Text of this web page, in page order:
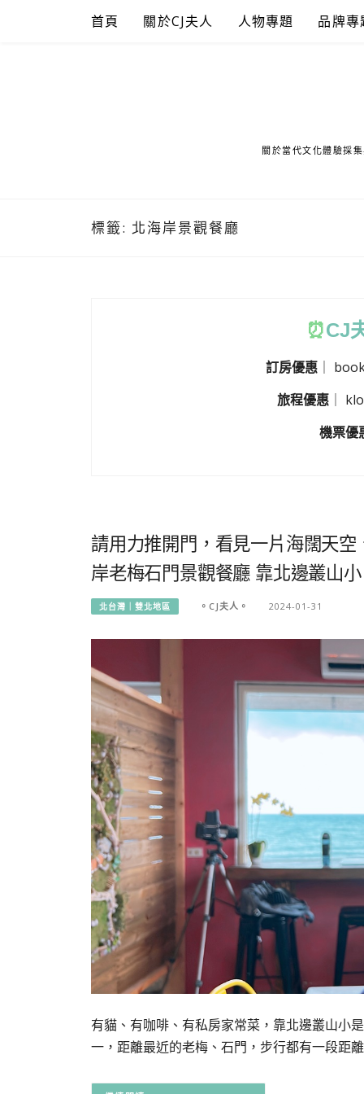
首頁 關於CJ夫人 人物專題 品牌專
關於當代文化體驗採
標籤: 北海岸景觀餐廳
⏰CJ
訂房優惠｜
旅程優惠｜
機票優
請用力推開門，看見一片海闊天
岸老梅石門景觀餐廳 靠北邊叢山小
北台灣｜雙北地區 。CJ夫人。 2024-01-31
有貓、有咖啡、有私房家常菜，靠北邊叢山小
一，距離最近的老梅、石門，步行都有一段距